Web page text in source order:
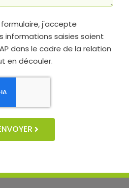
j'accepte
informations saisies soient
dans le cadre de la relation
en découler.